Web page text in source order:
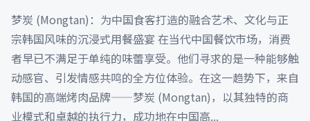
梦炭 (Mongtan)：为中国食客打造的融合艺术、文化与正
宗韩国风味的沉浸式用餐盛宴 在当代中国餐饮市场，消费
者早已不满足于单纯的味蕾享受。他们寻求的是一种能够触
动感官、引发情感共鸣的全方位体验。在这一趋势下，来自
韩国的高端烤肉品牌——梦炭 (Mongtan)，以其独特的商
业模式和卓越的执行力，成功地在中国高...